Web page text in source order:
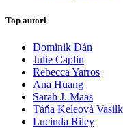
Top autori
Dominik Dán
Julie Caplin
Rebecca Yarros
Ana Huang
Sarah J. Maas
Táňa Keleová
Lucinda Riley